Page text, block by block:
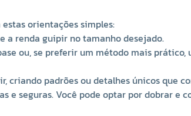
orientações simples:
a renda guipir no tamanho desejado.
ou, se preferir um método mais
padrões ou detalhes únicos que
e seguras. Você pode optar por dobrar e